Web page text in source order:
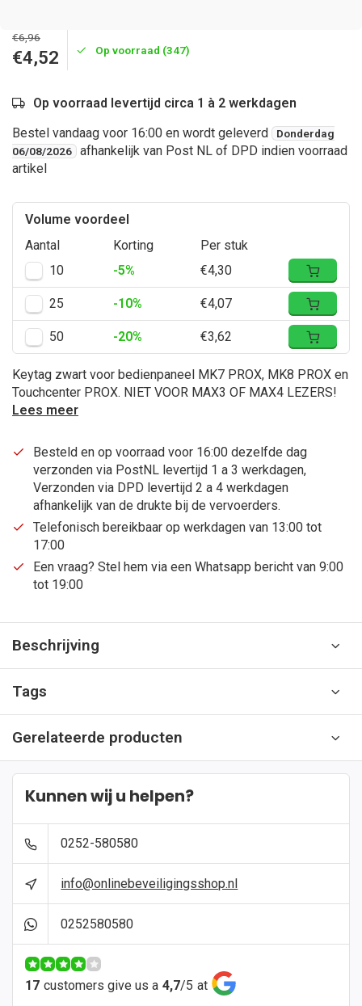
€6,96
€4,52 Op voorraad (347)
Op voorraad levertijd circa 1 à 2 werkdagen
Bestel vandaag voor 16:00 en wordt geleverd
Donderdag
06/08/2026
afhankelijk van Post NL of DPD indien voorraad
artikel
Volume voordeel
Aantal
Korting
Per stuk
10
-5% €4,30
25 -10% €4,07
50 -20% €3,62
Keytag zwart voor bedienpaneel MK7 PROX, MK8 PROX en
Touchcenter PROX. NIET VOOR MAX3 OF MAX4 LEZERS!
Lees meer
Besteld en op voorraad voor 16:00 dezelfde dag
verzonden via PostNL levertijd 1 a 3 werkdagen,
Verzonden via DPD levertijd 2 a 4 werkdagen
afhankelijk van de drukte bij de vervoerders.
Telefonisch bereikbaar op werkdagen van 13:00 tot
17:00
Een vraag? Stel hem via een Whatsapp bericht van 9:00
tot 19:00
Beschrijving
Tags
Gerelateerde producten
Kunnen wij u helpen?
0252-580580
info@onlinebeveiligingsshop.nl
0252580580
17 customers give us a 4,7/5 at